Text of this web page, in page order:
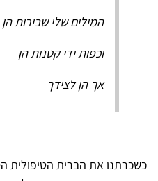
המילים שלי שבירות הן
וכפות ידי קטנות הן
אך הן לצידך
כשכרתנו את הברית הטיפולית